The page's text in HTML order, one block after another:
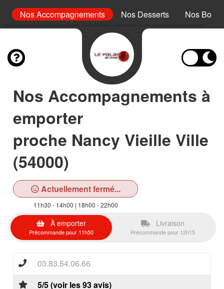
Nos Accompagnements Nos Desserts Nos
Nos Accompagnements à
emporter
proche Nancy Vieille Ville
(54000)
Actuellement fermé...
11h30 - 14h00 | 18h00 - 22h00
À emporter
Précommande pour 11h50
Livraison
Précommande pour 12h15
03.83.54.06.66
5/5 (voir les 93 avis)